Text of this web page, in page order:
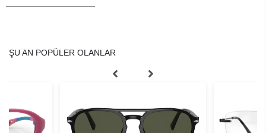
ŞU AN POPÜLER OLANLAR